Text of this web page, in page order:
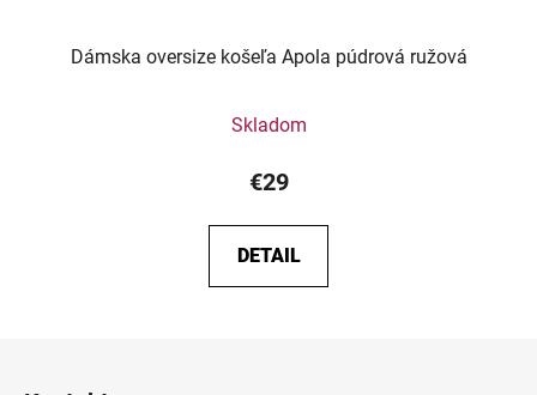
Dámska oversize košeľa Apola púdrová ružová
Skladom
€29
DETAIL